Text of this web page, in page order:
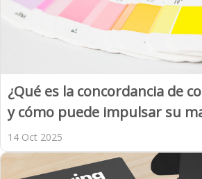
¿Qué es la concordancia de
y cómo puede impulsar su
14 Oct 2025